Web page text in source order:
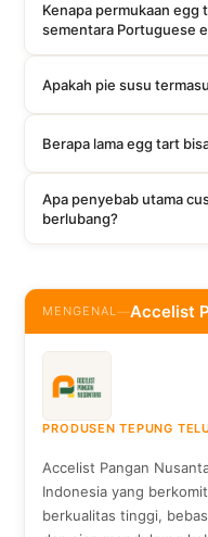
Kenapa permukaan egg
sementara Portuguese
Apakah pie susu
Berapa lama egg tart
Apa penyebab utama
berlubang?
MENGENAL—Accelist
PRODUSEN TEPUNG
Accelist Pangan
Indonesia yang
berkualitas tinggi,